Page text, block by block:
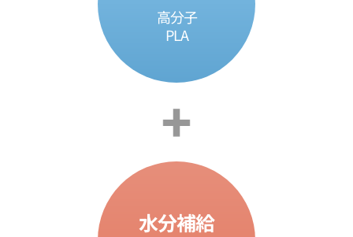
高分子
PLA
水分補給